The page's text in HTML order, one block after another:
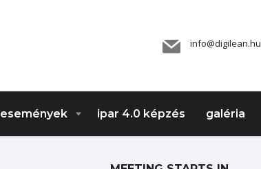
info@digilean.hu
események ipar 4.0 képzés galéria